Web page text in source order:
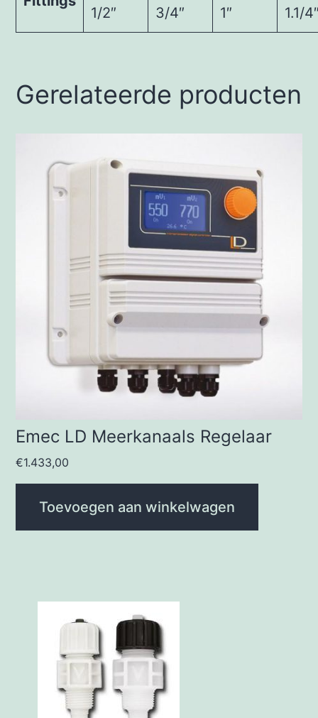
1/2″ 3/4″ 1″ 1.1/
Gerelateerde producten
Emec LD Meerkanaals Regelaar
€1.433,00
Toevoegen aan winkelwagen